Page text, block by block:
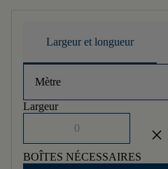
Largeur et longueur
Mètre
Largeur
close
BOÎTES NÉCESSAIRES